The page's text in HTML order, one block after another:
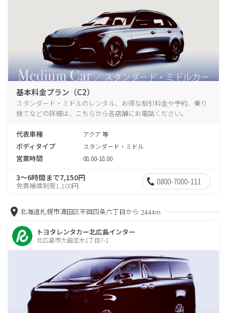
基本料金プラン（C2）
スタンダード・ミドルのレンタル、お得な割引料金や予約、乗り
捨てなどの詳細は、こちらから各店舗にお電話ください。
代表車種 アクア 等
ボディタイプ スタンダード・ミドル
営業時間 08:00-18:00
3～6時間まで7,150円
免責補償制度1,100円 0800-7000-111
北海道札幌市清田区平岡四条六丁目から 2444m
トヨタレンタカー北広島インター
北広島市大曲並木1丁目7-1